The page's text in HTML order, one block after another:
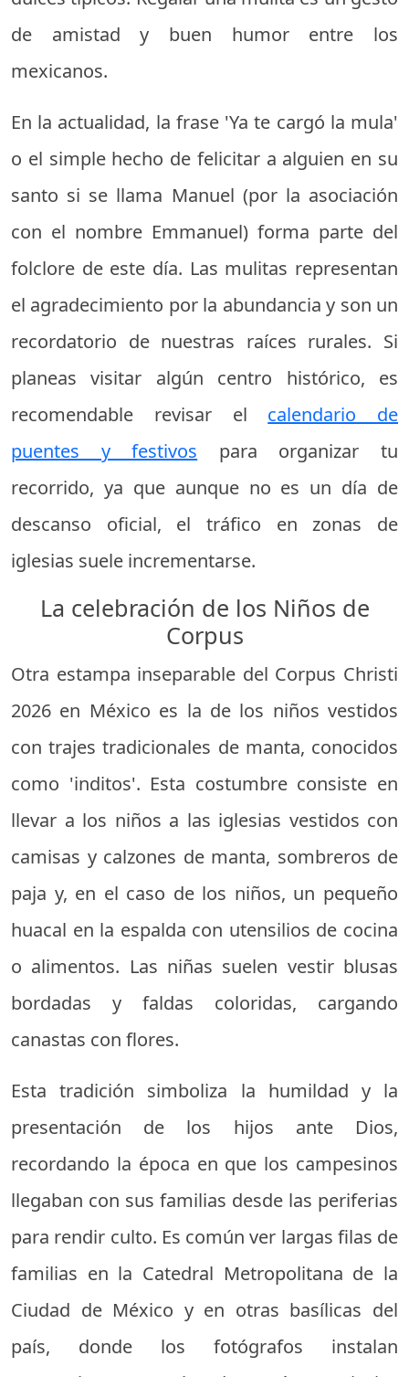
de amistad y buen humor entre los
mexicanos.
En la actualidad, la frase 'Ya te cargó la mula'
o el simple hecho de felicitar a alguien en su
santo si se llama Manuel (por la asociación
con el nombre Emmanuel) forma parte del
folclore de este día. Las mulitas representan
el agradecimiento por la abundancia y son un
recordatorio de nuestras raíces rurales. Si
planeas visitar algún centro histórico, es
recomendable revisar el calendario de
puentes y festivos para organizar tu
recorrido, ya que aunque no es un día de
descanso oficial, el tráfico en zonas de
iglesias suele incrementarse.
La celebración de los Niños de
Corpus
Otra estampa inseparable del Corpus Christi
2026 en México es la de los niños vestidos
con trajes tradicionales de manta, conocidos
como 'inditos'. Esta costumbre consiste en
llevar a los niños a las iglesias vestidos con
camisas y calzones de manta, sombreros de
paja y, en el caso de los niños, un pequeño
huacal en la espalda con utensilios de cocina
o alimentos. Las niñas suelen vestir blusas
bordadas y faldas coloridas, cargando
canastas con flores.
Esta tradición simboliza la humildad y la
presentación de los hijos ante Dios,
recordando la época en que los campesinos
llegaban con sus familias desde las periferias
para rendir culto. Es común ver largas filas de
familias en la Catedral Metropolitana de la
Ciudad de México y en otras basílicas del
país, donde los fotógrafos instalan